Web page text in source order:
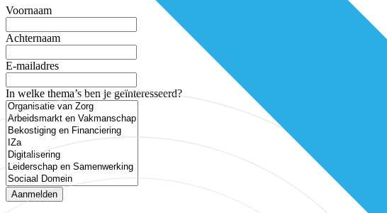
Voornaam
Achternaam
E-mailadres
In welke thema’s ben je geïnteresseerd?
Aanmelden